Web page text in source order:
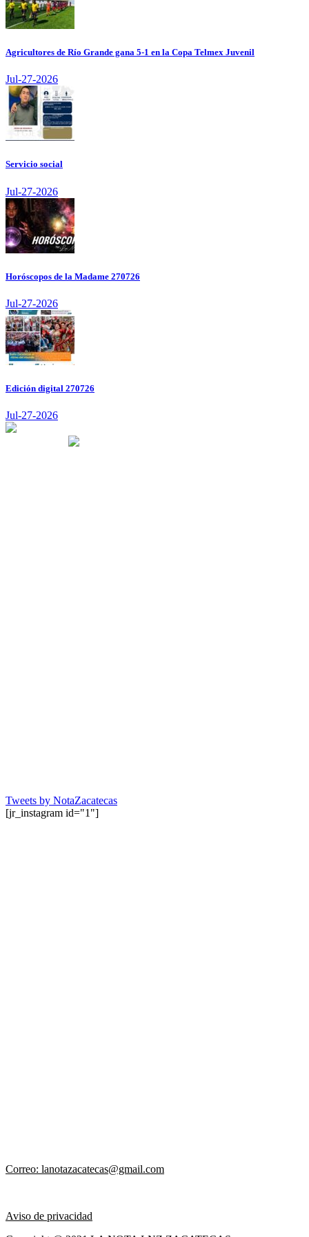
Agricultores de Río Grande gana 5-1 en la Copa Telmex Juvenil
Jul-27-2026
Servicio social
Jul-27-2026
Horóscopos de la Madame 270726
Jul-27-2026
Edición digital 270726
Jul-27-2026
Tweets by NotaZacatecas
[jr_instagram id="1"]
Correo: lanotazacatecas@gmail.com
Aviso de privacidad